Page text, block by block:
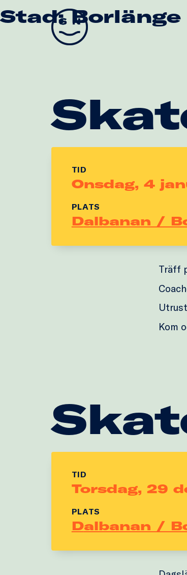
Skate Nation
Stad:Borlänge
TID
Onsdag, 4
PLATS
Dalbanan /
Träff
Kom
TID
Torsdag, 29
PLATS
Dalbanan /